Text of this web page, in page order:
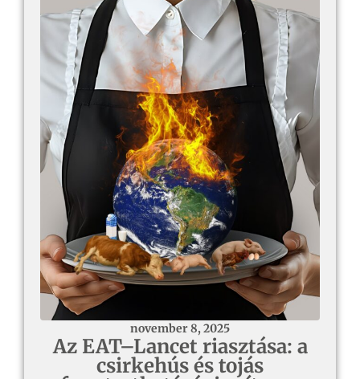
november 8, 2025
Az EAT–Lancet riasztása: a
csirkehús és tojás